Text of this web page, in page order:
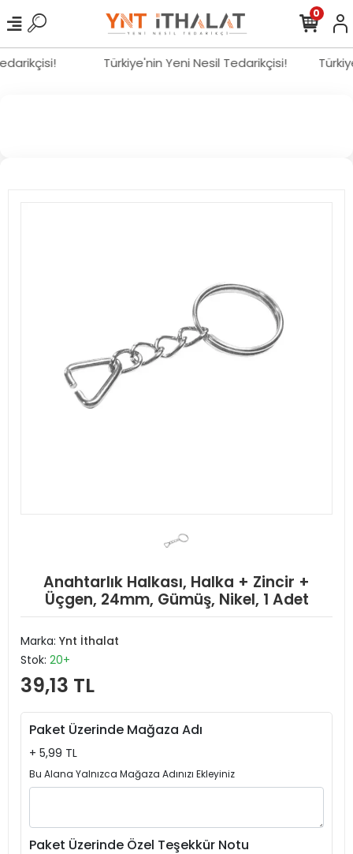
Türkiye'nin Yeni Nesil Tedarikçisi!
0
Anahtarlık Halkası, Halka + Zincir +
Üçgen, 24mm, Gümüş, Nikel, 1 Adet
Marka: Ynt İthalat
Stok: 20+
39,13 TL
Paket Üzerinde Mağaza Adı
+ 5,99 TL
Bu Alana Yalnızca Mağaza Adınızı Ekleyiniz
Paket Üzerinde Özel Teşekkür Notu